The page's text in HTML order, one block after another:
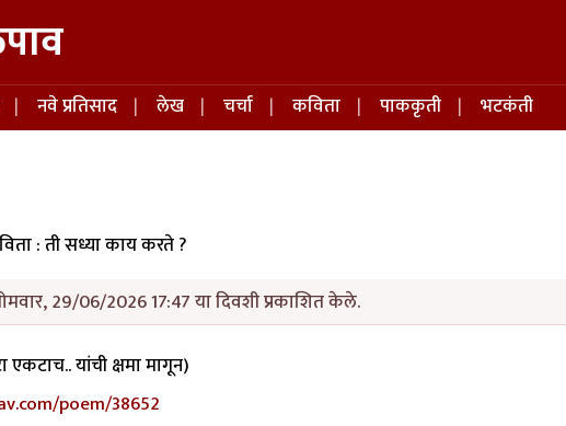
नवे प्रतिसाद लेख चर्चा कविता पाककृती
भटकंती
: ती सध्या काय करते ?
29/06/2026 17:47 या दिवशी प्रकाशित केले.
यांची क्षमा मागून)
poem/38652